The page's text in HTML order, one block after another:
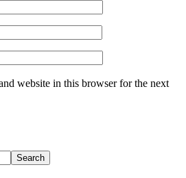
website in this browser for the next
Search